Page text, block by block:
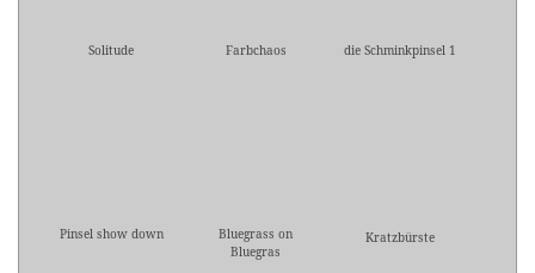
Solitude Farbchaos die Schminkpinsel 1
Pinsel show down
Bluegrass on
Bluegras
Kratzbürste